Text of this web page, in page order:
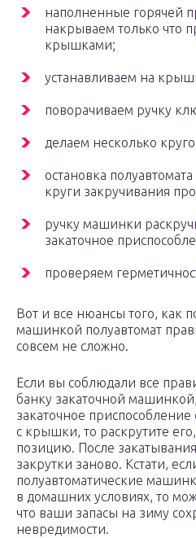
наполненные горячей
накрываем только что
крышками;
устанавливаем на
поворачиваем ручку
делаем несколько
остановка
круги закручивания
ручку машинки
закаточное
проверяем
Вот и все нюансы того, как
машинкой полуавтомат
совсем не сложно.
Если вы соблюдали все
банку закаточной машинкой,
закаточное приспособление
с крышки, то раскрутите
позицию. После
закрутки заново. Кстати,
полуавтоматические
в домашних условиях, то
что ваши запасы на зиму
невредимости.